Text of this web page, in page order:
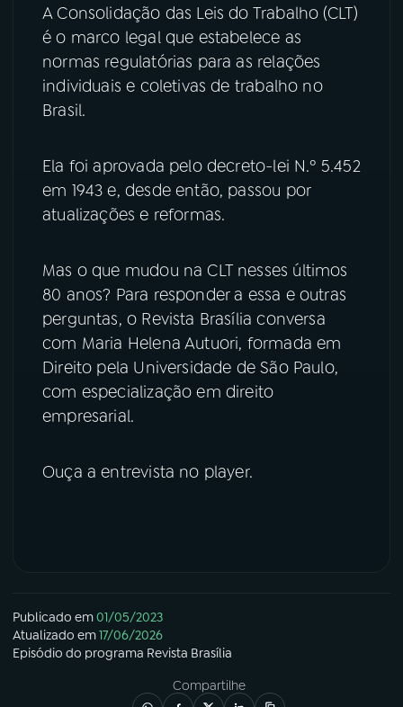
07ÚLTIMAS
08FESTIVAL DE MÚSICA
YouTube Facebook
Instagram X
A Consolidação das Leis do Trabalho (CLT)
é o marco legal que estabelece as
normas regulatórias para as relações
individuais e coletivas de trabalho no
Brasil.
Ela foi aprovada pelo decreto-lei N.º 5.452
em 1943 e, desde então, passou por
atualizações e reformas.
Mas o que mudou na CLT nesses últimos
80 anos? Para responder a essa e outras
perguntas, o Revista Brasília conversa
com Maria Helena Autuori, formada em
Direito pela Universidade de São Paulo,
com especialização em direito
empresarial.
Ouça a entrevista no player.
Publicado em01/05/2023
Atualizado em17/06/2026
Episódio do programa Revista Brasília
Compartilhe